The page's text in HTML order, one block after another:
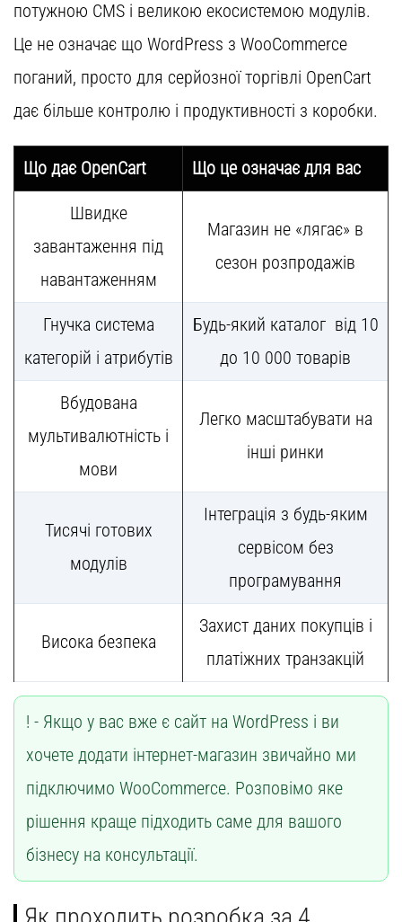
потужною CMS і великою екосистемою модулів.
Це не означає що WordPress з WooCommerce
поганий, просто для серйозної торгівлі OpenCart
дає більше контролю і продуктивності з коробки.
Що дає OpenCart Що це означає для вас
Швидке
завантаження під
навантаженням
Магазин не «лягає» в
сезон розпродажів
Гнучка система
категорій і атрибутів
Будь-який каталог від 10
до 10 000 товарів
Вбудована
мультивалютність і
мови
Легко масштабувати на
інші ринки
Тисячі готових
модулів
Інтеграція з будь-яким
сервісом без
програмування
Висока безпека
Захист даних покупців і
платіжних транзакцій
Якщо у вас вже є сайт на WordPress і ви
хочете додати інтернет-магазин звичайно ми
підключимо WooCommerce. Розповімо яке
рішення краще підходить саме для вашого
бізнесу на консультації.